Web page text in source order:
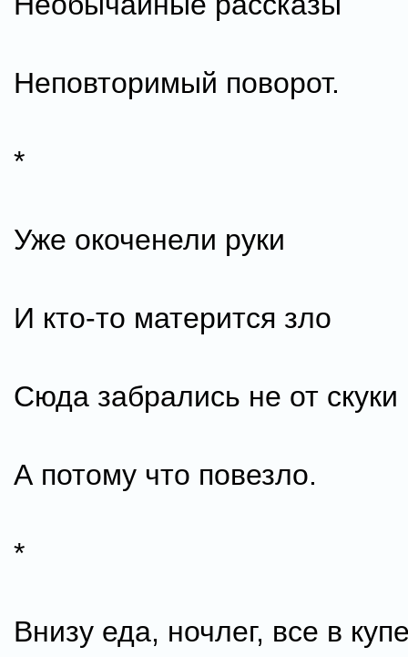
Неповторимый поворот.
*
Уже окоченели руки
И кто-то матерится зло
Сюда забрались не от скуки
А потому что повезло.
*
Внизу еда, ночлег, все в